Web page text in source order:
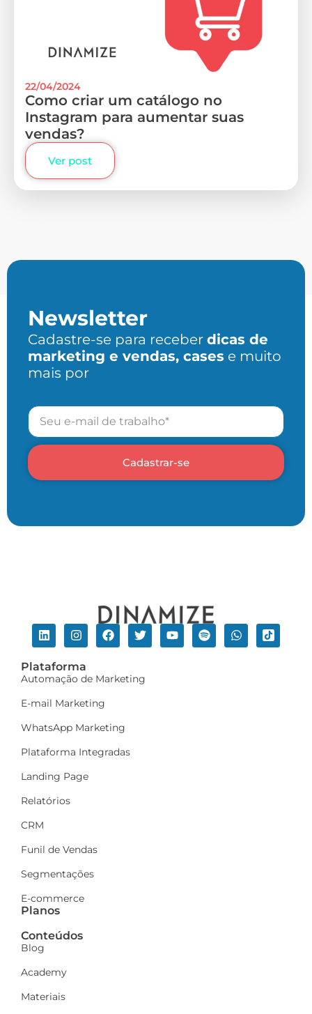
22/04/2024
Como criar um catálogo no
Instagram para aumentar suas
vendas?
Ver post
Newsletter
Cadastre-se para receber dicas de
marketing e vendas, cases e muito
mais por
Cadastrar-se
Plataforma
Automação de Marketing
E-mail Marketing
WhatsApp Marketing
Plataforma Integradas
Landing Page
Relatórios
CRM
Funil de Vendas
Segmentações
E-commerce
Planos
Conteúdos
Blog
Academy
Materiais